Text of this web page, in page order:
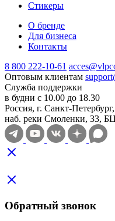
Стикеры
О бренде
Для бизнеса
Контакты
8 800 222-10-61
Оптовым клиентам
Служба поддержки
в будни с 10.00 до 18.30
Россия, г. Санкт-
наб. реки Смоленки, 33,
Обратный звонок